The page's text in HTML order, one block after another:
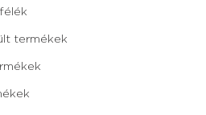
termékek